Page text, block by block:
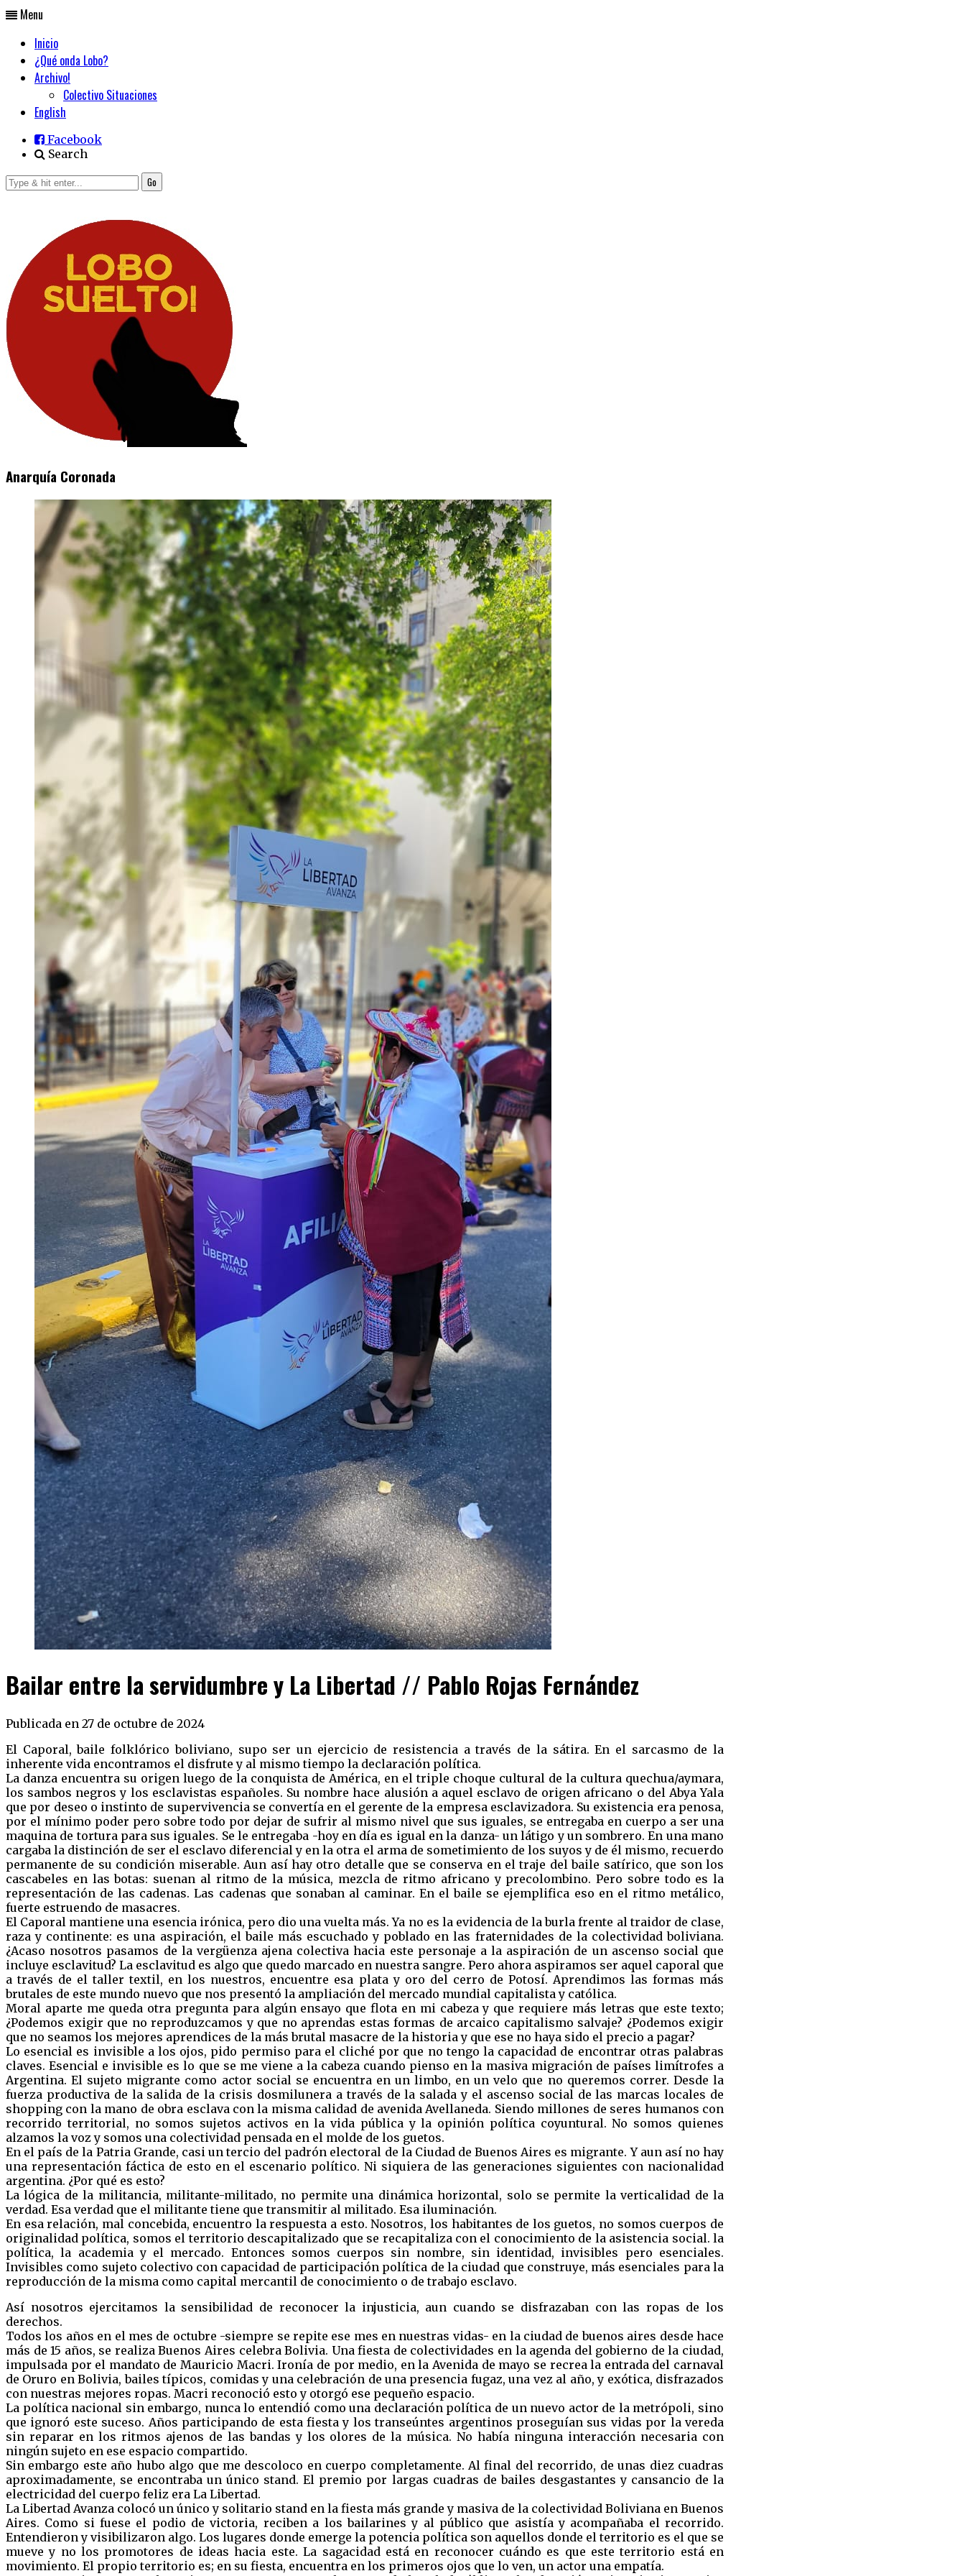
Menu
Inicio
¿Qué onda Lobo?
Archivo!
Colectivo Situaciones
English
Facebook
Search
Go
Anarquía Coronada
Bailar entre la servidumbre y La Libertad // Pablo Rojas Fernández
Publicada en 27 de octubre de 2024
El Caporal, baile folklórico boliviano, supo ser un ejercicio de resistencia a través de la sátira. En el sarcasmo de la
inherente vida encontramos el disfrute y al mismo tiempo la declaración política.
La danza encuentra su origen luego de la conquista de América, en el triple choque cultural de la cultura quechua/aymara,
los sambos negros y los esclavistas españoles. Su nombre hace alusión a aquel esclavo de origen africano o del Abya Yala
que por deseo o instinto de supervivencia se convertía en el gerente de la empresa esclavizadora. Su existencia era penosa,
por el mínimo poder pero sobre todo por dejar de sufrir al mismo nivel que sus iguales, se entregaba en cuerpo a ser una
maquina de tortura para sus iguales. Se le entregaba -hoy en día es igual en la danza- un látigo y un sombrero. En una mano
cargaba la distinción de ser el esclavo diferencial y en la otra el arma de sometimiento de los suyos y de él mismo, recuerdo
permanente de su condición miserable. Aun así hay otro detalle que se conserva en el traje del baile satírico, que son los
cascabeles en las botas: suenan al ritmo de la música, mezcla de ritmo africano y precolombino. Pero sobre todo es la
representación de las cadenas. Las cadenas que sonaban al caminar. En el baile se ejemplifica eso en el ritmo metálico,
fuerte estruendo de masacres.
El Caporal mantiene una esencia irónica, pero dio una vuelta más. Ya no es la evidencia de la burla frente al traidor de clase,
raza y continente: es una aspiración, el baile más escuchado y poblado en las fraternidades de la colectividad boliviana.
¿Acaso nosotros pasamos de la vergüenza ajena colectiva hacia este personaje a la aspiración de un ascenso social que
incluye esclavitud? La esclavitud es algo que quedo marcado en nuestra sangre. Pero ahora aspiramos ser aquel caporal que
a través de el taller textil, en los nuestros, encuentre esa plata y oro del cerro de Potosí. Aprendimos las formas más
brutales de este mundo nuevo que nos presentó la ampliación del mercado mundial capitalista y católica.
Moral aparte me queda otra pregunta para algún ensayo que flota en mi cabeza y que requiere más letras que este texto;
¿Podemos exigir que no reproduzcamos y que no aprendas estas formas de arcaico capitalismo salvaje? ¿Podemos exigir
que no seamos los mejores aprendices de la más brutal masacre de la historia y que ese no haya sido el precio a pagar?
Lo esencial es invisible a los ojos, pido permiso para el cliché por que no tengo la capacidad de encontrar otras palabras
claves. Esencial e invisible es lo que se me viene a la cabeza cuando pienso en la masiva migración de países limítrofes a
Argentina. El sujeto migrante como actor social se encuentra en un limbo, en un velo que no queremos correr. Desde la
fuerza productiva de la salida de la crisis dosmilunera a través de la salada y el ascenso social de las marcas locales de
shopping con la mano de obra esclava con la misma calidad de avenida Avellaneda. Siendo millones de seres humanos con
recorrido territorial, no somos sujetos activos en la vida pública y la opinión política coyuntural. No somos quienes
alzamos la voz y somos una colectividad pensada en el molde de los guetos.
En el país de la Patria Grande, casi un tercio del padrón electoral de la Ciudad de Buenos Aires es migrante. Y aun así no hay
una representación fáctica de esto en el escenario político. Ni siquiera de las generaciones siguientes con nacionalidad
argentina. ¿Por qué es esto?
La lógica de la militancia, militante-militado, no permite una dinámica horizontal, solo se permite la verticalidad de la
verdad. Esa verdad que el militante tiene que transmitir al militado. Esa iluminación.
En esa relación, mal concebida, encuentro la respuesta a esto. Nosotros, los habitantes de los guetos, no somos cuerpos de
originalidad política, somos el territorio descapitalizado que se recapitaliza con el conocimiento de la asistencia social. la
política, la academia y el mercado. Entonces somos cuerpos sin nombre, sin identidad, invisibles pero esenciales.
Invisibles como sujeto colectivo con capacidad de participación política de la ciudad que construye, más esenciales para la
reproducción de la misma como capital mercantil de conocimiento o de trabajo esclavo.
Así nosotros ejercitamos la sensibilidad de reconocer la injusticia, aun cuando se disfrazaban con las ropas de los
derechos.
Todos los años en el mes de octubre -siempre se repite ese mes en nuestras vidas- en la ciudad de buenos aires desde hace
más de 15 años, se realiza Buenos Aires celebra Bolivia. Una fiesta de colectividades en la agenda del gobierno de la ciudad,
impulsada por el mandato de Mauricio Macri. Ironía de por medio, en la Avenida de mayo se recrea la entrada del carnaval
de Oruro en Bolivia, bailes típicos, comidas y una celebración de una presencia fugaz, una vez al año, y exótica, disfrazados
con nuestras mejores ropas. Macri reconoció esto y otorgó ese pequeño espacio.
La política nacional sin embargo, nunca lo entendió como una declaración política de un nuevo actor de la metrópoli, sino
que ignoró este suceso. Años participando de esta fiesta y los transeúntes argentinos proseguían sus vidas por la vereda
sin reparar en los ritmos ajenos de las bandas y los olores de la música. No había ninguna interacción necesaria con
ningún sujeto en ese espacio compartido.
Sin embargo este año hubo algo que me descoloco en cuerpo completamente. Al final del recorrido, de unas diez cuadras
aproximadamente, se encontraba un único stand. El premio por largas cuadras de bailes desgastantes y cansancio de la
electricidad del cuerpo feliz era La Libertad.
La Libertad Avanza colocó un único y solitario stand en la fiesta más grande y masiva de la colectividad Boliviana en Buenos
Aires. Como si fuese el podio de victoria, reciben a los bailarines y al público que asistía y acompañaba el recorrido.
Entendieron y visibilizaron algo. Los lugares donde emerge la potencia política son aquellos donde el territorio es el que se
mueve y no los promotores de ideas hacia este. La sagacidad está en reconocer cuándo es que este territorio está en
movimiento. El propio territorio es; en su fiesta, encuentra en los primeros ojos que lo ven, un actor una empatía.